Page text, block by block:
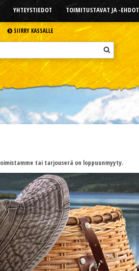
YHTEYSTIEDOT TOIMITUSTAVAT JA -EHDOT
SIIRRY KASSALLE
tai tarjouserä on loppuunmyyty.